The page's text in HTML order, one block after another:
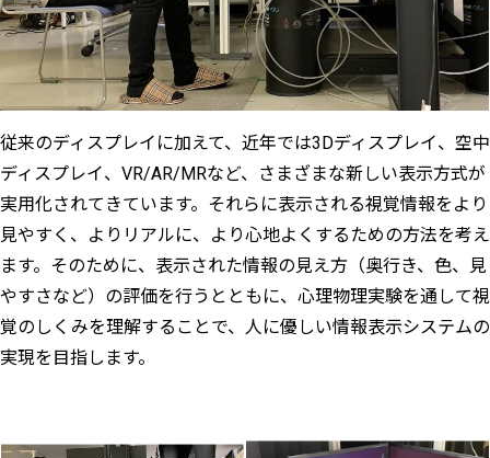
従来のディスプレイに加えて、近年では3Dディスプレイ、空中
ディスプレイ、VR/AR/MRなど、さまざまな新しい表示方式が
実用化されてきています。それらに表示される視覚情報をより
見やすく、よりリアルに、より心地よくするための方法を考え
ます。そのために、表示された情報の見え方（奥行き、色、見
やすさなど）の評価を行うとともに、心理物理実験を通して視
覚のしくみを理解することで、人に優しい情報表示システムの
実現を目指します。